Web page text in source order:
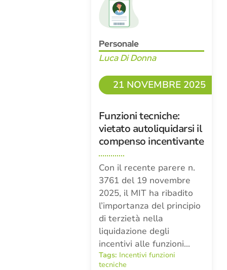
Personale
Luca Di Donna
21 NOVEMBRE 2025
Funzioni tecniche:
vietato autoliquidarsi il
compenso incentivante
Con il recente parere n.
3761 del 19 novembre
2025, il MIT ha ribadito
l’importanza del principio
di terzietà nella
liquidazione degli
incentivi alle funzioni…
Tags: Incentivi funzioni
tecniche